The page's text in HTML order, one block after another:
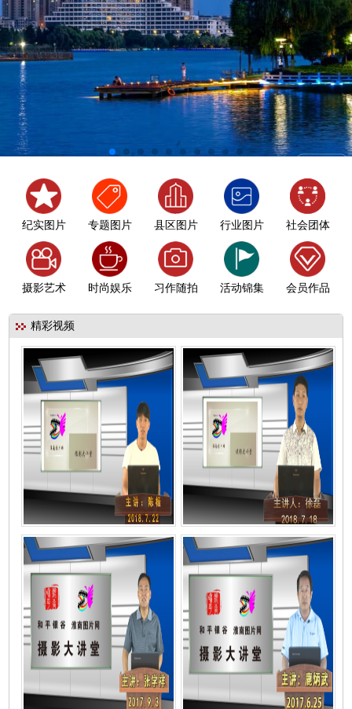
纪实图片 专题图片 县区图片 行业图片 社会团体
摄影艺术 时尚娱乐 习作随拍 活动锦集 会员作品
精彩视频